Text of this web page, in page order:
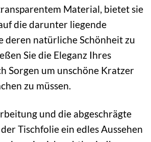
Material, bietet sie
die darunter liegende
deren natürliche Schönheit zu
Sie die Eleganz Ihres
Sorgen um unschöne Kratzer
zu müssen.
und die abgeschrägte
Tischfolie ein edles Aussehen